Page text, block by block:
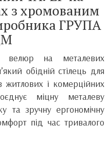
з хромованим
ГРУПА
велюр на металевих
обідній стілець для
і комерційних
міцну металеву
та зручну ергономічну
під час тривалого